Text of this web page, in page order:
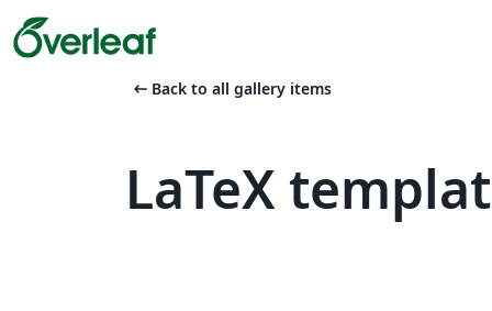
arrow_left_alt Back to all gallery items
LaTeX